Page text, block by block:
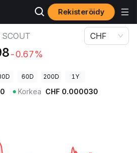
Rekisteröidy
SCOUT
SCOUT
-0.67%
CHF
60D 200D 1Y
Korkea CHF 0.000030